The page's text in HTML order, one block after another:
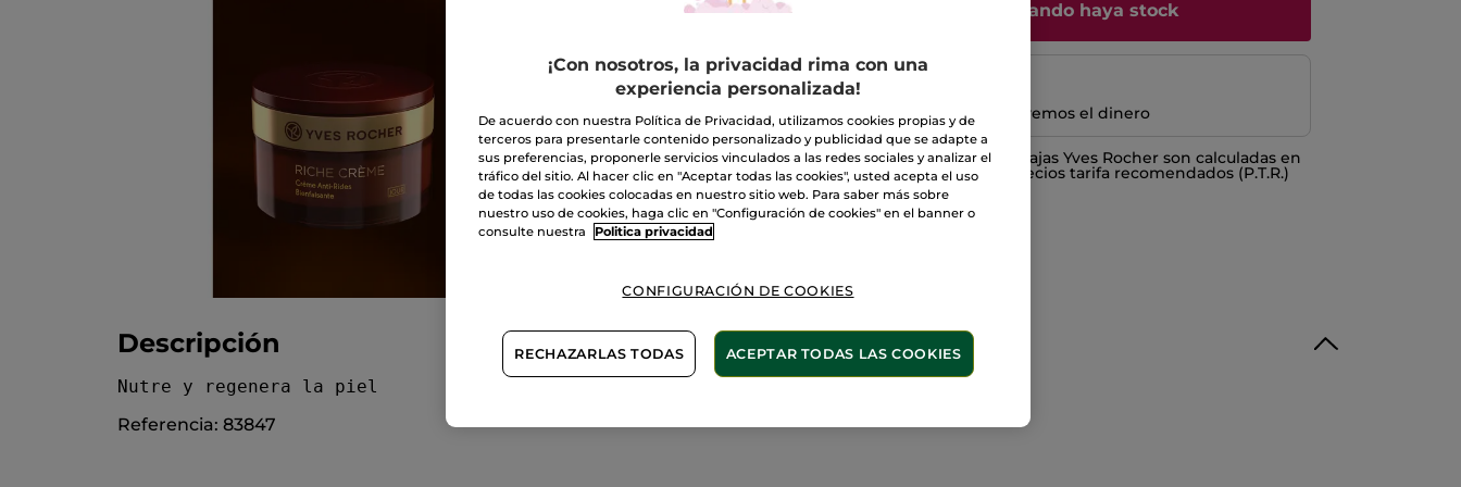
Avísame cuando haya stock
Pago Seguro
Satisfecho o te devolvemos el dinero
Las promociones o ventajas Yves Rocher son calculadas en
comparación con los Precios tarifa recomendados (P.T.R.)
VER P.T.R 2026
Descripción
Nutre y regenera la piel
Referencia: 83847
¡Con nosotros, la privacidad rima con una
experiencia personalizada!
De acuerdo con nuestra Política de Privacidad, utilizamos cookies propias y de
terceros para presentarle contenido personalizado y publicidad que se adapte a
sus preferencias, proponerle servicios vinculados a las redes sociales y analizar el
tráfico del sitio. Al hacer clic en "Aceptar todas las cookies", usted acepta el uso
de todas las cookies colocadas en nuestro sitio web. Para saber más sobre
nuestro uso de cookies, haga clic en "Configuración de cookies" en el banner o
consulte nuestra
Politica privacidad
CONFIGURACIÓN DE COOKIES
RECHAZARLAS TODAS ACEPTAR TODAS LAS COOKIES